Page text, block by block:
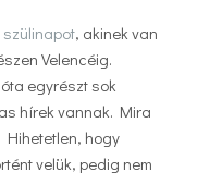
szülinapot, akinek van
Velencéig.
egyrészt sok
hírek vannak. Mira
hogy
velük, pedig nem